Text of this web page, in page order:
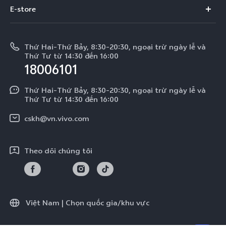
V60 Lite 5G
V50 Lite 5G
V50 Lite
Y39 5G
Y29
Funtouch OS
Tra cứu giá linh kiện
Xác thực bằng IMEI
Dịch vụ cuộc hẹn
Truy vấn tiến độ sửa chữa
Chính sách bảo hành của vivo
Tải LUTs để khôi phục Log
Tin tức
Thông báo pháp lý
Về chúng tôi
Trung tâm Quyền riêng tư của vivo
Tính Bền Vững
E-store
Thứ Hai-Thứ Bảy, 8:30-20:30, ngoại trừ ngày lễ và
Thứ Tư từ 14:30 đến 16:00
18006101
Thứ Hai-Thứ Bảy, 8:30-20:30, ngoại trừ ngày lễ và
Thứ Tư từ 14:30 đến 16:00
cskh@vn.vivo.com
Theo dõi chúng tôi
Việt Nam | Chọn quốc gia/khu vực